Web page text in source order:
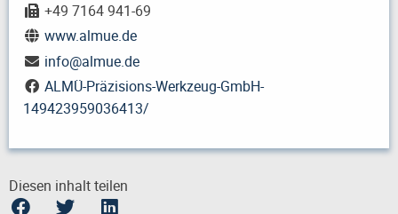
+49 7164 941-69
www.almue.de
info@almue.de
ALMÜ-Präzisions-Werkzeug-GmbH-
149423959036413/
Diesen inhalt teilen